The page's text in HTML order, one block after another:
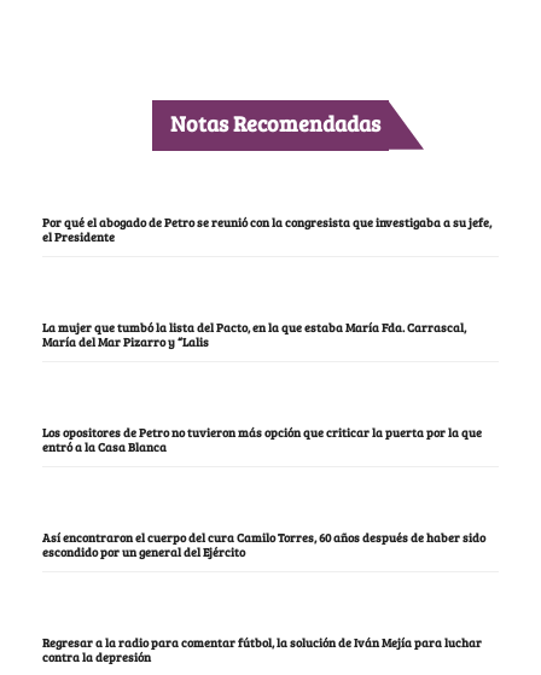
Notas Recomendadas
Por qué el abogado de Petro se reunió con la congresista que investigaba a su jefe,
el Presidente
La mujer que tumbó la lista del Pacto, en la que estaba María Fda. Carrascal,
María del Mar Pizarro y “Lalis
Los opositores de Petro no tuvieron más opción que criticar la puerta por la que
entró a la Casa Blanca
Así encontraron el cuerpo del cura Camilo Torres, 60 años después de haber sido
escondido por un general del Ejército
Regresar a la radio para comentar fútbol, la solución de Iván Mejía para luchar
contra la depresión